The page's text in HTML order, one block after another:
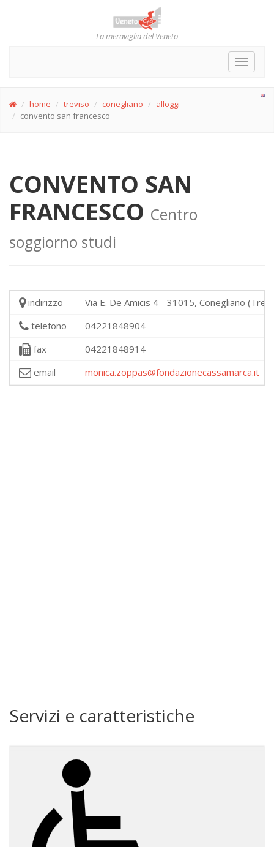
La meraviglia del Veneto
Toggle
home treviso conegliano
alloggi
convento san francesco
CONVENTO SAN
FRANCESCO Centro
soggiorno studi
indirizzo
Via E. De Amicis 4 - 31015, Conegliano
telefono
04221848904
fax
04221848914
email
monica.zoppas@fondazionecassamarca.it
Servizi e caratteristiche